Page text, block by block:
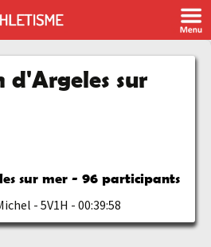
d'Argeles sur
sur mer - 96 participants
- 5V1H - 00:39:58